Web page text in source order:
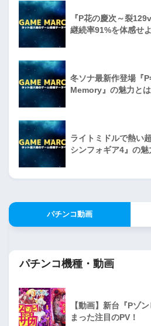
『P花の慶次～裂
継続率91%を体感せよ
冬ソナ最新作登場『
Memory』の魅力とは
ライトミドルで熱い
シンフォギア4』の魅
パチンコ動画
パチンコ機種・動画
【動画】新台『Pゾ
まった注目のPV！